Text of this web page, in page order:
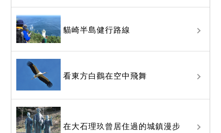
貓崎半島健行路線
看東方白鸛在空中飛舞
在大石理玖曾居住過的城鎮漫步